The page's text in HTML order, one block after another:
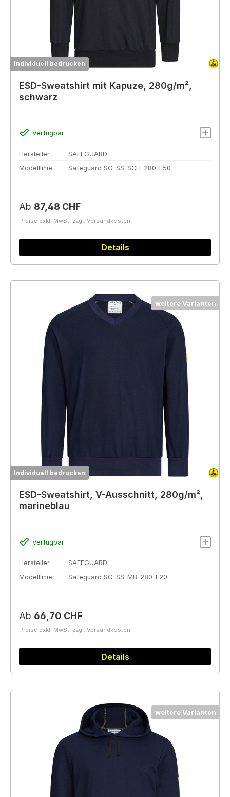
Individuell bedrucken
ESD-Sweatshirt mit Kapuze, 280g/m²,
schwarz
Verfügbar
Hersteller
SAFEGUARD
Modelllinie
Safeguard SG-SS-SCH-280-L50
Regulärer Preis:
Ab 87,48 CHF
Preise exkl. MwSt. zzgl. Versandkosten
Details
weitere Varianten
Individuell bedrucken
ESD-Sweatshirt, V-Ausschnitt, 280g/m²,
marineblau
Verfügbar
Hersteller
SAFEGUARD
Modelllinie
Safeguard SG-SS-MB-280-L20
Regulärer Preis:
Ab 66,70 CHF
Preise exkl. MwSt. zzgl. Versandkosten
Details
weitere Varianten